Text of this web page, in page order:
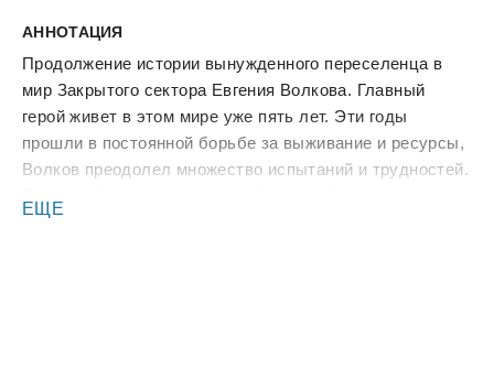
АННОТАЦИЯ
Продолжение истории вынужденного переселенца в
мир Закрытого сектора Евгения Волкова. Главный
герой живет в этом мире уже пять лет. Эти годы
прошли в постоянной борьбе за выживание и ресурсы,
Волков преодолел множество испытаний и трудностей.
к бандитам и боевикам всех мастей добавились еще и
ЕЩЕ